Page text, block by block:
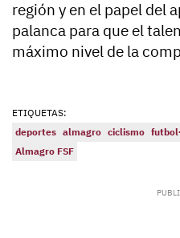
región y en el papel del
palanca para que el
máximo nivel de la
ETIQUETAS:
deportes almagro ciclismo
Almagro FSF